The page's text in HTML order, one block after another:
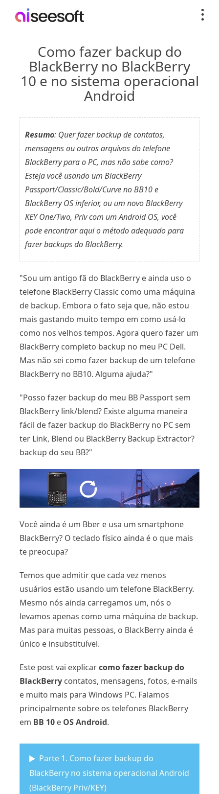
Como fazer backup do
BlackBerry no BlackBerry
10 e no sistema operacional
Android
Resumo: Quer fazer backup de contatos,
mensagens ou outros arquivos do telefone
BlackBerry para o PC, mas não sabe como?
Esteja você usando um BlackBerry
Passport/Classic/Bold/Curve no BB10 e
BlackBerry OS inferior, ou um novo BlackBerry
KEY One/Two, Priv com um Android OS, você
pode encontrar aqui o método adequado para
fazer backups do BlackBerry.
"Sou um antigo fã do BlackBerry e ainda uso o
telefone BlackBerry Classic como uma máquina
de backup. Embora o fato seja que, não estou
mais gastando muito tempo em como usá-lo
como nos velhos tempos. Agora quero fazer um
BlackBerry completo backup no meu PC Dell.
Mas não sei como fazer backup de um telefone
BlackBerry no BB10. Alguma ajuda?"
"Posso fazer backup do meu BB Passport sem
BlackBerry link/blend? Existe alguma maneira
fácil de fazer backup do BlackBerry no PC sem
ter Link, Blend ou BlackBerry Backup Extractor?
backup do seu BB?"
Você ainda é um Bber e usa um smartphone
BlackBerry? O teclado físico ainda é o que mais
te preocupa?
Temos que admitir que cada vez menos
usuários estão usando um telefone BlackBerry.
Mesmo nós ainda carregamos um, nós o
levamos apenas como uma máquina de backup.
Mas para muitas pessoas, o BlackBerry ainda é
único e insubstituível.
Este post vai explicarcomo fazer backup do
BlackBerry contatos, mensagens, fotos, e-mails
e muito mais para Windows PC. Falamos
principalmente sobre os telefones BlackBerry
em BB 10 e OS Android.
Parte 1. Como fazer backup do
BlackBerry no sistema operacional Android
(BlackBerry Priv/KEY)